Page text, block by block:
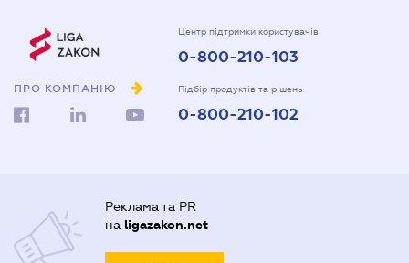
ПРО КОМПАНІЮ
Центр підтримки користувачів
0-800-210-103
Підбір продуктів та рішень
0-800-210-102
Реклама та PR
на ligazakon.net